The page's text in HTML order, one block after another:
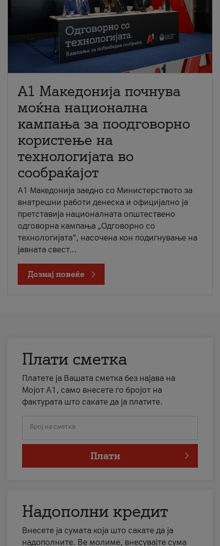
A1 Македонија почнува
моќна национална
кампања за поодговорно
користење на
технологијата во
сообраќајот
A1 Македонија заедно со Министерството за
внатрешни работи денеска и официјално ја
претставија националната општествено
одговорна кампања „Одговорно со
технологијата“, насочена кон подигнување на
јавната свест...
Дознај повеќе
Плати сметка
Платете ја Вашата сметка без најава на
Мојот А1, само внесете го бројот на
фактурата што сакате да ја платите.
Број на сметка
Плати
Надополни кредит
Внесете ја сумата која што сакате да ја
надополните. Ве молиме, внесувајте сума